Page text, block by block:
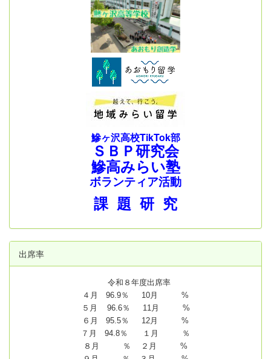
鰺ヶ沢高校TikTok部
ＳＢＰ研究会
鰺高みらい塾
ボランティア活動
課 題 研 究
出席率
令和８年度出席率
４月 96.9％ 10月 %
５月 96.6％ 11月 %
６月 95.5％ 12月 %
７月 94.8％ １月 ％
８月 ％ ２月 %